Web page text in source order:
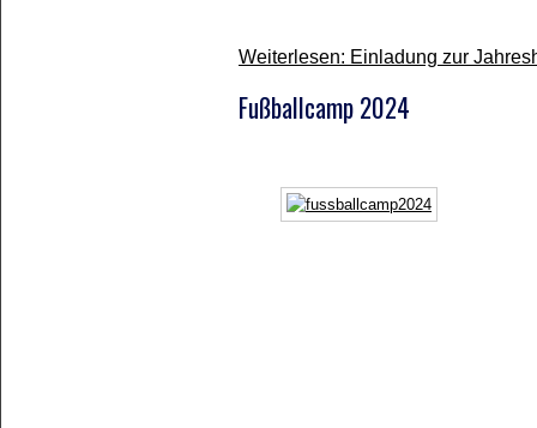
Weiterlesen: Einladung zur
Fußballcamp 2024